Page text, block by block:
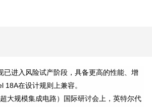
已进入风险试产阶段，具备更高的性能、增
18A在设计规则上兼容。
大规模集成电路）国际研讨会上，英特尔代